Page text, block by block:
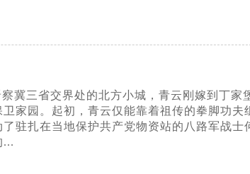
冀三省交界处的北方小城，青云刚嫁到丁
家园。起初，青云仅能靠着祖传的拳脚功
驻扎在当地保护共产党物资站的八路军战
...